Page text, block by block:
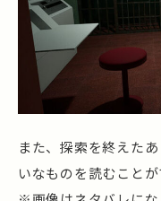
また、探索を終えた
いなものを読むことが